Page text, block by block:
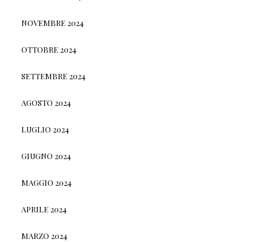
NOVEMBRE 2024
OTTOBRE 2024
SETTEMBRE 2024
AGOSTO 2024
LUGLIO 2024
GIUGNO 2024
MAGGIO 2024
APRILE 2024
MARZO 2024